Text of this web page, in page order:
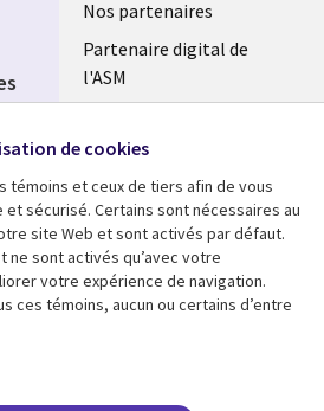
Nos partenaires
Partenaire digital de
l'ASM
Fusions
Support
Legal
Accessibilité
conditions juridiques
de cookies
témoins et ceux de tiers afin de vous
sécurisé. Certains sont nécessaires au
site Web et sont activés par défaut.
ne sont activés qu’avec votre
votre expérience de navigation.
ces témoins, aucun ou certains d’entre